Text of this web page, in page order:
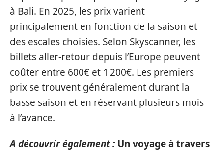
à Bali. En 2025, les prix varient
principalement en fonction de la saison et
des escales choisies. Selon Skyscanner, les
billets aller-retour depuis l’Europe peuvent
coûter entre 600€ et 1 200€. Les premiers
prix se trouvent généralement durant la
basse saison et en réservant plusieurs mois
à l’avance.
A découvrir également : Un voyage à travers